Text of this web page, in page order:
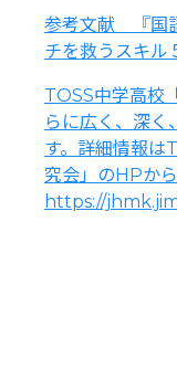
参考文献 『国
チを救うスキル
TOSS中学高校
らに広く、深く
す。詳細情報は
究会」のHPか
https://